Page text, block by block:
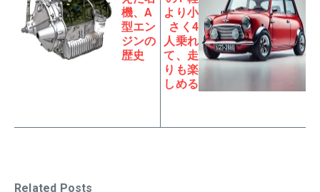
機、A
型エン
ジンの
歴史
より小
さく4
人乗れ
て、走
りも楽
しめる
Related Posts